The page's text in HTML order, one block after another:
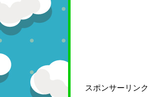
スポンサーリンク